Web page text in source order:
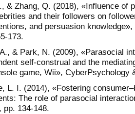
& Zhang, Q. (2018), «Influence of
and their followers on
and persuasion
173.
& Park, N. (2009), «Parasocial
self-construal and the
game, Wii», CyberPsychology
L. I. (2014), «Fostering
The role of parasocial
pp. 134-148.